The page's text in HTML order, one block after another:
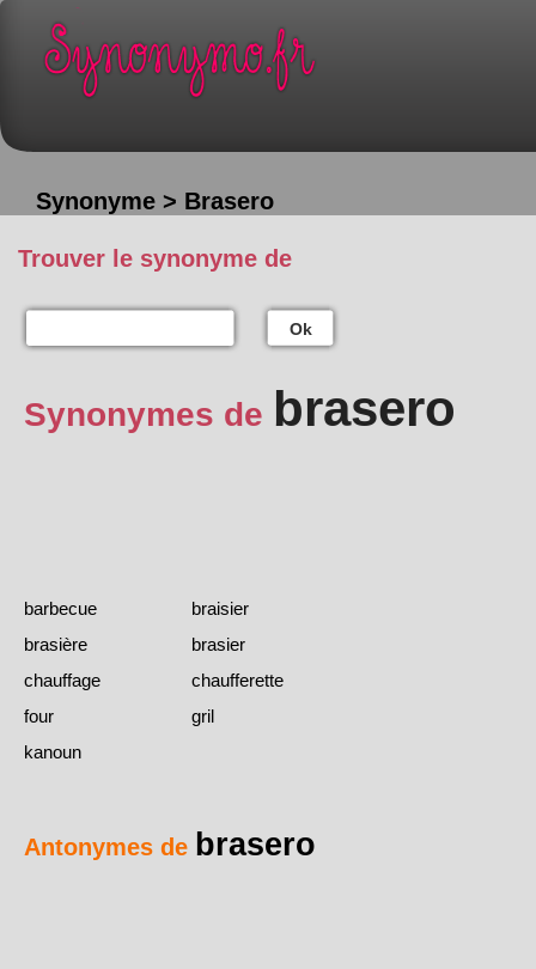
Synonyme > Brasero
Trouver le synonyme de
Ok
Synonymes de brasero
barbecue
braisier
brasière
brasier
chauffage
chaufferette
four
gril
kanoun
Antonymes de brasero